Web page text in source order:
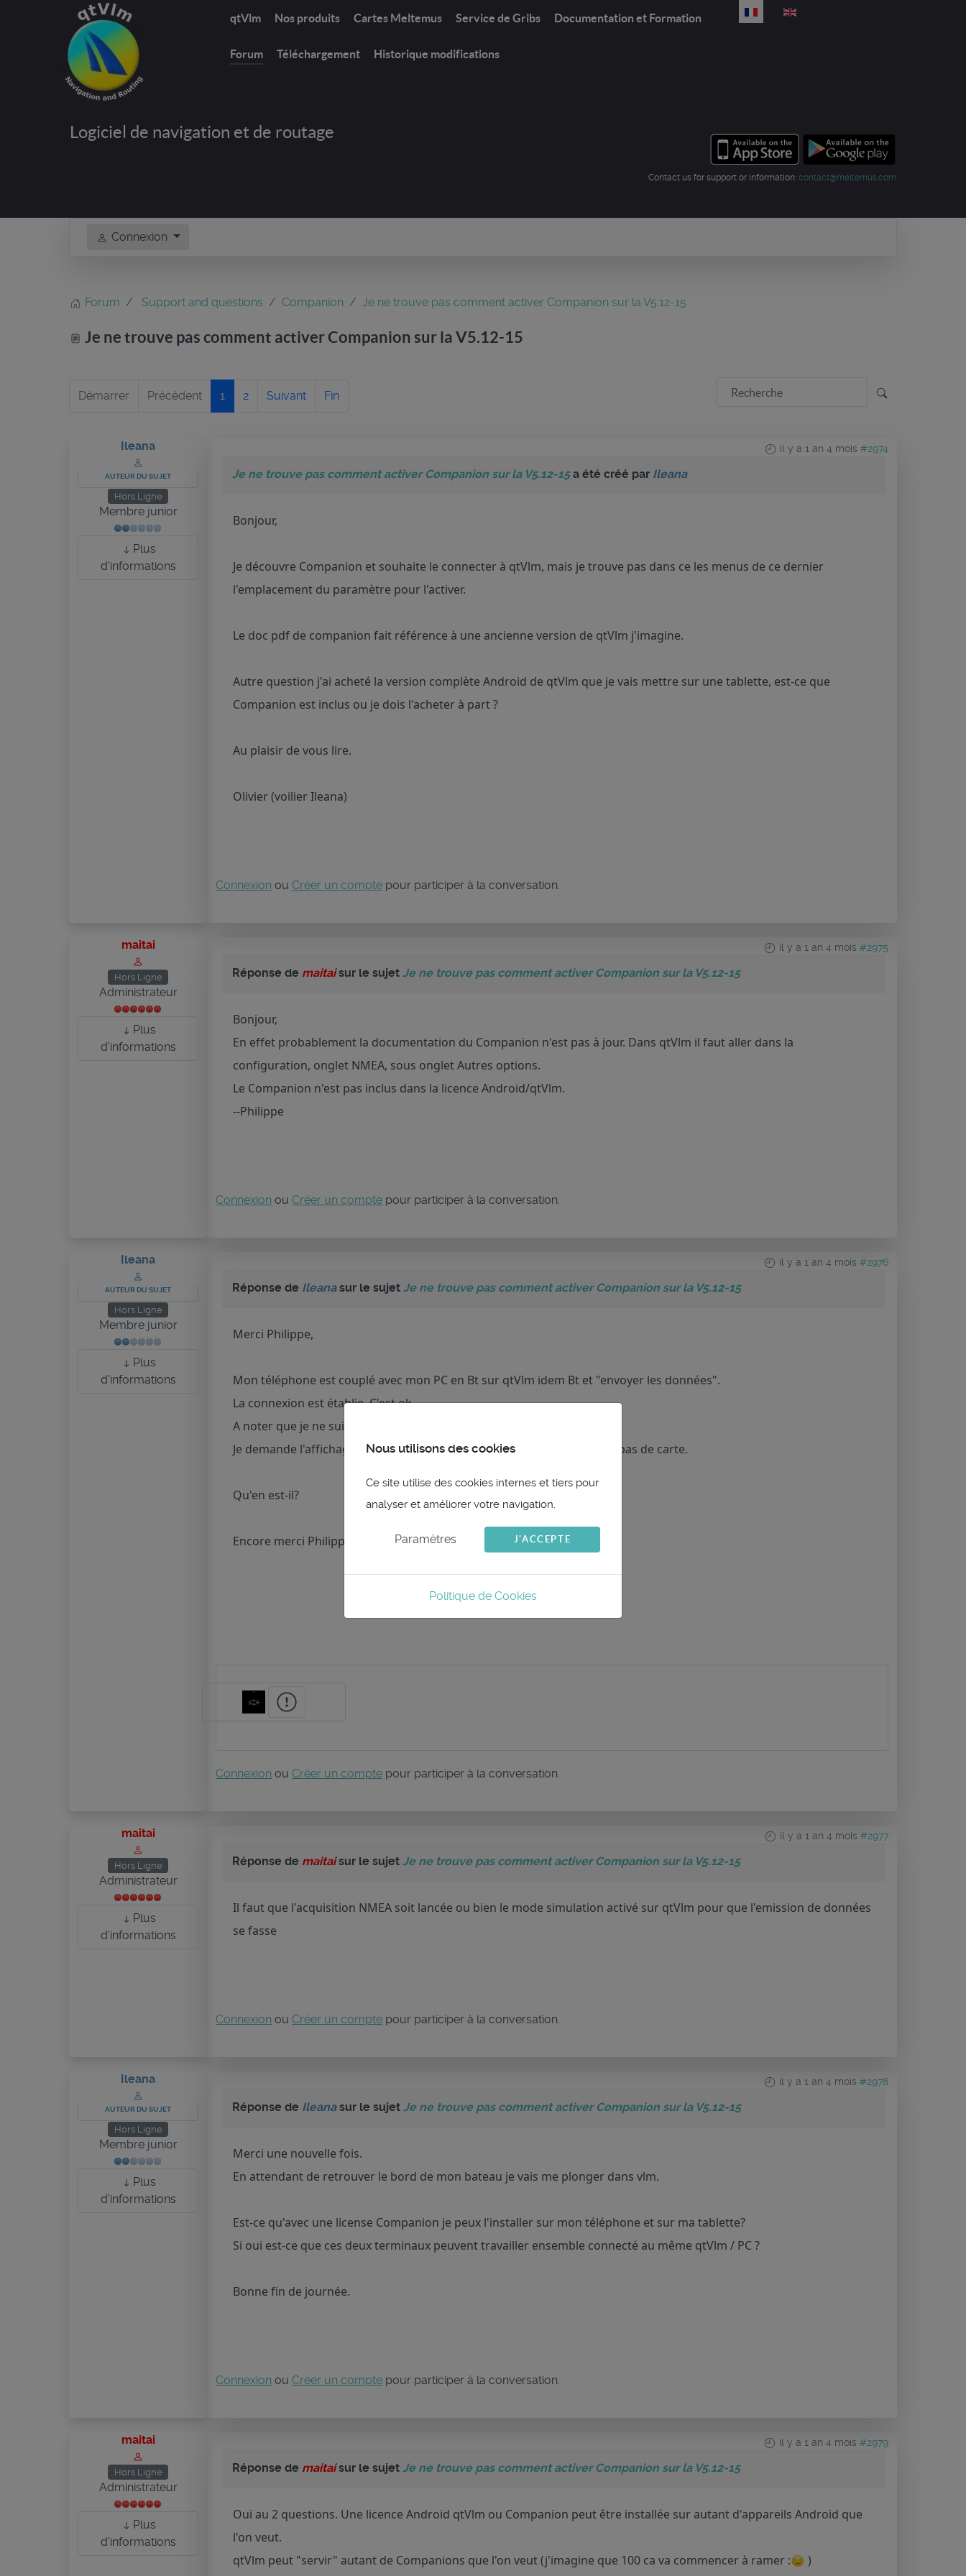
qtVlm Nos produits Cartes Meltemus Service de Gribs Documentation et Formation
Forum Téléchargement Historique modifications
Sélectionnez votre langue
Logiciel de navigation et de routage
Contact us for support or information: contact@meltemus.com
Connexion
Forum Support and questions Companion Je ne trouve pas comment activer Companion sur la V5.12-15
Je ne trouve pas comment activer Companion sur la V5.12-15
Démarrer Précédent 1 2 Suivant Fin
Ileana
AUTEUR DU SUJET
Hors Ligne
Membre junior
Plus
d'informations
il y a 1 an 4 mois #2974
Je ne trouve pas comment activer Companion sur la V5.12-15a été créé par Ileana
Bonjour,
Je découvre Companion et souhaite le connecter à qtVlm, mais je trouve pas dans ce les menus de ce dernier
l'emplacement du paramètre pour l'activer.
Le doc pdf de companion fait référence à une ancienne version de qtVlm j'imagine.
Autre question j'ai acheté la version complète Android de qtVlm que je vais mettre sur une tablette, est-ce que
Companion est inclus ou je dois l'acheter à part ?
Au plaisir de vous lire.
Olivier (voilier Ileana)
Connexion ou Créer un compte pour participer à la conversation.
maitai
Hors Ligne
Administrateur
Plus
d'informations
il y a 1 an 4 mois #2975
Réponse de maitaisur le sujet Je ne trouve pas comment activer Companion sur la V5.12-15
Bonjour,
En effet probablement la documentation du Companion n'est pas à jour. Dans qtVlm il faut aller dans la
configuration, onglet NMEA, sous onglet Autres options.
Le Companion n'est pas inclus dans la licence Android/qtVlm.
--Philippe
Connexion ou Créer un compte pour participer à la conversation.
Ileana
AUTEUR DU SUJET
Hors Ligne
Membre junior
Plus
d'informations
il y a 1 an 4 mois #2976
Réponse de Ileanasur le sujet Je ne trouve pas comment activer Companion sur la V5.12-15
Merci Philippe,
Mon téléphone est couplé avec mon PC en Bt sur qtVlm idem Bt et "envoyer les données".
La connexion est établie. C'est ok.
A noter que je ne suis pas sur le bateau donc pas de remontée NMEA.
Je demande l'affichage de la carte et j'ai une barre à roue qui tourne et pas de carte.
Qu'en est-il?
Encore merci Philippe pour tes retours rapides.
Connexion ou Créer un compte pour participer à la conversation.
maitai
Hors Ligne
Administrateur
Plus
d'informations
il y a 1 an 4 mois #2977
Réponse de maitaisur le sujet Je ne trouve pas comment activer Companion sur la V5.12-15
Il faut que l'acquisition NMEA soit lancée ou bien le mode simulation activé sur qtVlm pour que l'emission de données
se fasse
Connexion ou Créer un compte pour participer à la conversation.
Ileana
AUTEUR DU SUJET
Hors Ligne
Membre junior
Plus
d'informations
il y a 1 an 4 mois #2978
Réponse de Ileanasur le sujet Je ne trouve pas comment activer Companion sur la V5.12-15
Merci une nouvelle fois.
En attendant de retrouver le bord de mon bateau je vais me plonger dans vlm.
Est-ce qu'avec une license Companion je peux l'installer sur mon téléphone et sur ma tablette?
Si oui est-ce que ces deux terminaux peuvent travailler ensemble connecté au même qtVlm / PC ?
Bonne fin de journée.
Connexion ou Créer un compte pour participer à la conversation.
maitai
Hors Ligne
Administrateur
Plus
d'informations
il y a 1 an 4 mois #2979
Réponse de maitaisur le sujet Je ne trouve pas comment activer Companion sur la V5.12-15
Oui au 2 questions. Une licence Android qtVlm ou Companion peut être installée sur autant d'appareils Android que
l'on veut.
qtVlm peut "servir" autant de Companions que l'on veut (j'imagine que 100 ca va commencer à ramer :
)
Nous utilisons des cookies
Ce site utilise des cookies internes et tiers pour
analyser et améliorer votre navigation.
Paramètres J'ACCEPTE
Politique de Cookies